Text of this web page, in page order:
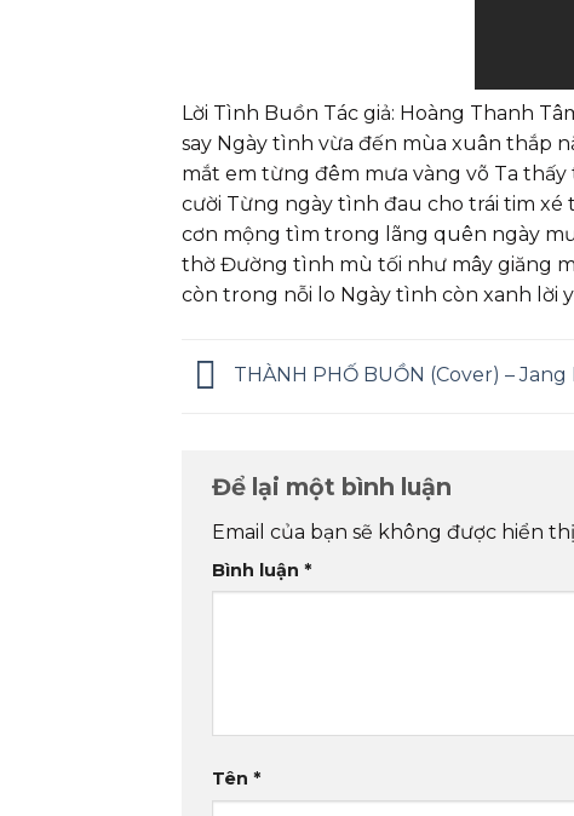
Lời Tình Buồn Tác giả: Hoàng Thanh
say Ngày tình vừa đến mùa xuân thắp
mắt em từng đêm mưa vàng võ Ta
cười Từng ngày tình đau cho trái tim xé
cơn mộng tìm trong lãng quên ngày
thờ Đường tình mù tối như mây giăng
còn trong nỗi lo Ngày tình còn xanh lời
THÀNH PHỐ BUỒN (Cover) – Jang
Để lại một bình luận
Email của bạn sẽ không được hiển
Bình luận *
Tên *